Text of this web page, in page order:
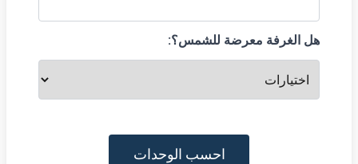
هل الغرفة معرضة للشمس؟:
احسب الوحدات